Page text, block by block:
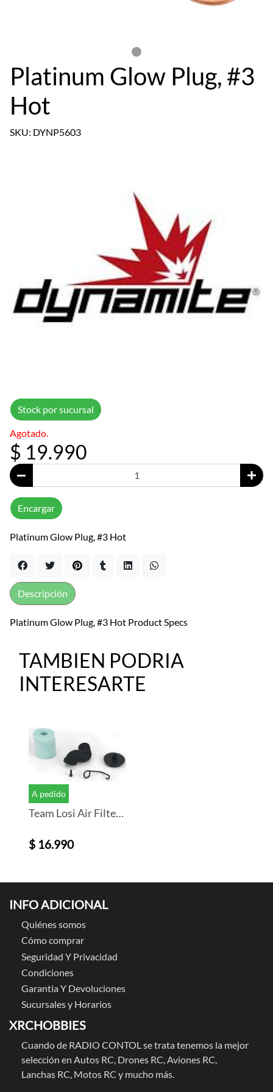
Platinum Glow Plug, #3
Hot
SKU: DYNP5603
Stock por sucursal
Agotado.
$ 19.990
Encargar
Platinum Glow Plug, #3 Hot
Platinum Glow Plug, #3 Hot Product Specs
Descripción
TAMBIEN PODRIA
INTERESARTE
A pedido
Team Losi Air Filter Set: 8B. 8T
$ 16.990
INFO ADICIONAL
Quiénes somos
Cómo comprar
Seguridad Y Privacidad
Condiciones
Garantia Y Devoluciones
Sucursales y Horarios
XRCHOBBIES
Cuando de RADIO CONTOL se trata tenemos la mejor
selección en Autos RC, Drones RC, Aviones RC,
Lanchas RC, Motos RC y mucho más.